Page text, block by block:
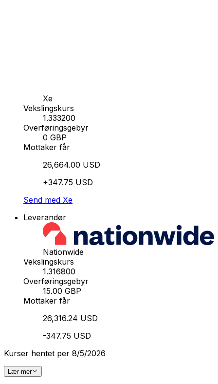
Xe
Vekslingskurs
1.333200
Overføringsgebyr
0 GBP
Mottaker får
26,664.00 USD
+347.75 USD
Send med Xe
Leverandør
Nationwide
Vekslingskurs
1.316800
Overføringsgebyr
15.00 GBP
Mottaker får
26,316.24 USD
-347.75 USD
Kurser hentet per 8/5/2026
Lær mer